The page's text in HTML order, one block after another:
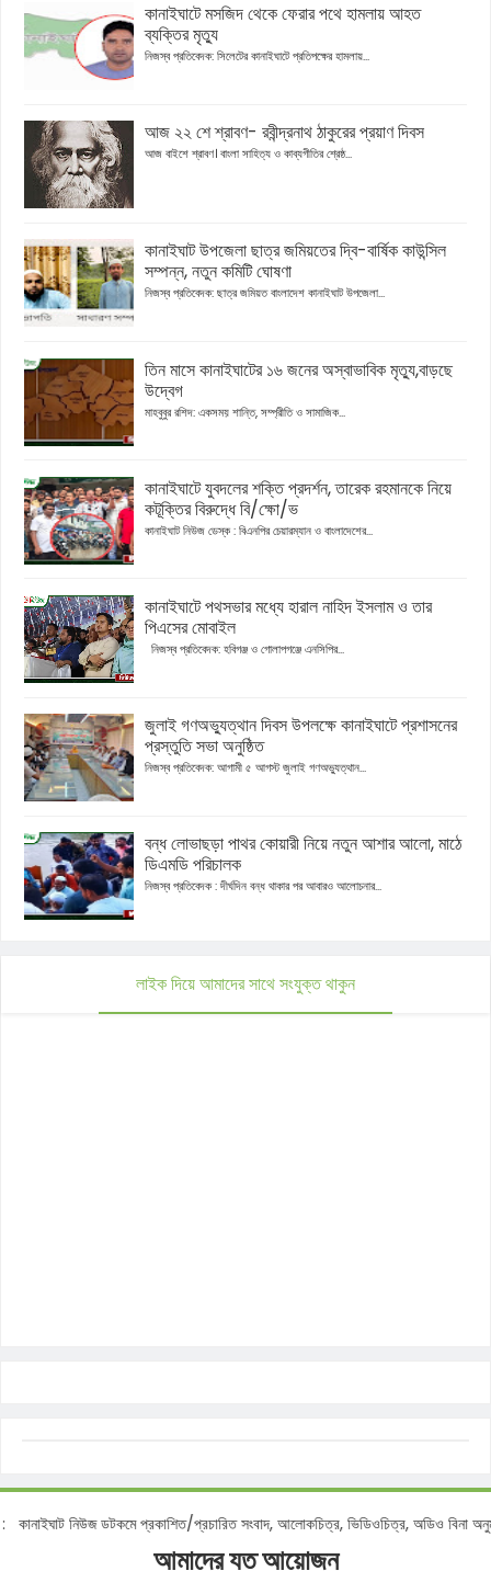
কানাইঘাটে মসজিদ থেকে ফেরার পথে হামলায় আহত
ব্যক্তির মৃত্যু
নিজস্ব প্রতিবেদক: সিলেটের কানাইঘাটে প্রতিপক্ষের হামলায়...
আজ ২২ শে শ্রাবণ- রবীন্দ্রনাথ ঠাকুরের প্রয়াণ দিবস
আজ বাইশে শ্রাবণ। বাংলা সাহিত্য ও কাব্যগীতির শ্রেষ্ঠ...
কানাইঘাট উপজেলা ছাত্র জমিয়তের দ্বি-বার্ষিক কাউন্সিল
সম্পন্ন, নতুন কমিটি ঘোষণা
নিজস্ব প্রতিবেদক: ছাত্র জমিয়ত বাংলাদেশ কানাইঘাট উপজেলা...
তিন মাসে কানাইঘাটের ১৬ জনের অস্বাভাবিক মৃত্যু,বাড়ছে
উদ্বেগ
মাহবুবুর রশিদ: একসময় শান্তি, সম্প্রীতি ও সামাজিক...
কানাইঘাটে যুবদলের শক্তি প্রদর্শন, তারেক রহমানকে নিয়ে
কটূক্তির বিরুদ্ধে বি/ক্ষো/ভ
কানাইঘাট নিউজ ডেস্ক : বিএনপির চেয়ারম্যান ও বাংলাদেশের...
কানাইঘাটে পথসভার মধ্যে হারাল নাহিদ ইসলাম ও তার
পিএসের মোবাইল
নিজস্ব প্রতিবেদক: হবিগঞ্জ ও গোলাপগঞ্জে এনসিপির...
জুলাই গণঅভ্যুত্থান দিবস উপলক্ষে কানাইঘাটে প্রশাসনের
প্রস্তুতি সভা অনুষ্ঠিত
নিজস্ব প্রতিবেদক: আগামী ৫ আগস্ট জুলাই গণঅভ্যুত্থান...
বন্ধ লোভাছড়া পাথর কোয়ারী নিয়ে নতুন আশার আলো, মাঠে
ডিএমডি পরিচালক
নিজস্ব প্রতিবেদক : দীর্ঘদিন বন্ধ থাকার পর আবারও আলোচনার...
লাইক দিয়ে আমাদের সাথে সংযুক্ত থাকুন
:কানাইঘাট নিউজ ডটকমে প্রকাশিত/প্রচারিত সংবাদ, আলোকচিত্র, ভিডিওচিত্র, অডিও
আমাদের যত আয়োজন